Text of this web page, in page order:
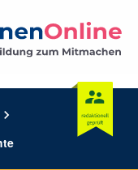
chevron_right